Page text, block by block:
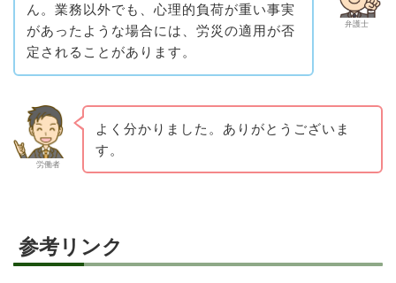
弁護士
ん。業務以外でも、心理的負荷が重い事実
があったような場合には、労災の適用が否
定されることがあります。
労働者
よく分かりました。ありがとうございま
す。
参考リンク